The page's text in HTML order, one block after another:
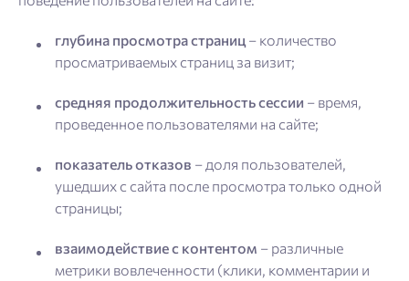
глубина просмотра страниц – количество
просматриваемых страниц за визит;
средняя продолжительность сессии – время,
проведенное пользователями на сайте;
показатель отказов – доля пользователей,
ушедших с сайта после просмотра только одной
страницы;
взаимодействие с контентом – различные
метрики вовлеченности (клики, комментарии и